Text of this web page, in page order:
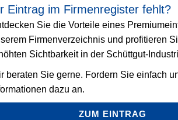
Eintrag im Firmenregister fehlt?
Sie die Vorteile eines
Firmenverzeichnis und profitieren
Sichtbarkeit in der Schüttgut-
beraten Sie gerne. Fordern Sie einfach
dazu an.
ZUM EINTRAG